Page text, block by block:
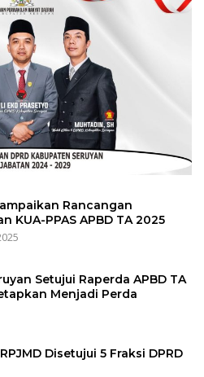
Rancangan
KUA-PPAS APBD TA 2025
Setujui Raperda APBD TA
Menjadi Perda
Disetujui 5 Fraksi DPRD